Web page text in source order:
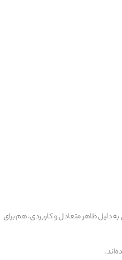
دلیل ظاهر متعادل و کاربردی، هم برای